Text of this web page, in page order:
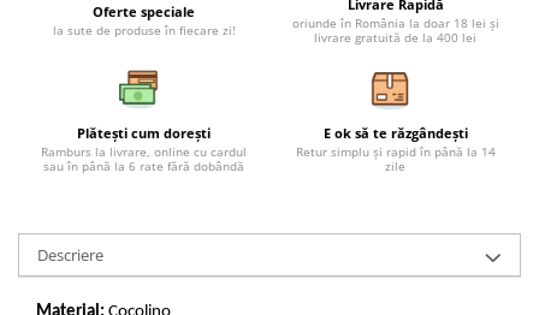
Set Lenjerie + Draperii Pat Dublu
Oferte speciale
la sute de produse în fiecare zi!
Livrare Rapidă
oriunde în România la doar 18 lei și
livrare gratuită de la 400 lei
Plătești cum dorești
Ramburs la livrare, online cu cardul
sau în până la 6 rate fără dobândă
E ok să te răzgândești
Retur simplu și rapid în până la 14
zile
Descriere